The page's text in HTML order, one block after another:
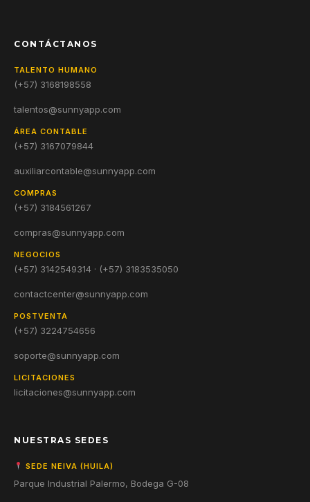
CONTÁCTANOS
TALENTO HUMANO
(+57) 3168198558
talentos@sunnyapp.com
ÁREA CONTABLE
(+57) 3167079844
auxiliarcontable@sunnyapp.com
COMPRAS
(+57) 3184561267
compras@sunnyapp.com
NEGOCIOS
(+57) 3142549314 · (+57) 3183535050
contactcenter@sunnyapp.com
POSTVENTA
(+57) 3224754656
soporte@sunnyapp.com
LICITACIONES
licitaciones@sunnyapp.com
NUESTRAS SEDES
SEDE NEIVA (HUILA)
Parque Industrial Palermo, Bodega G-08